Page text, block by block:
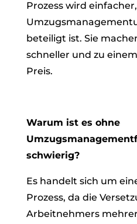
Prozess wird
beteiligt ist. Sie
schneller und zu
Preis.
Warum ist es ohne
schwierig?
Es handelt sich um
Prozess, da die
Arbeitnehmers